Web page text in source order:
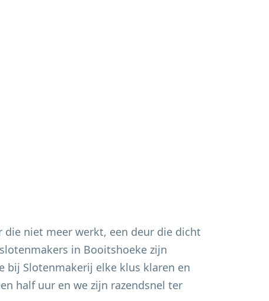
niet meer werkt, een deur die dicht
in Booitshoeke zijn
bij Slotenmakerij elke klus klaren en
half uur en we zijn razendsnel ter